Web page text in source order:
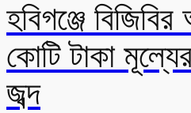
হবিগঞ্জে
কোটি টাকা
জব্দ